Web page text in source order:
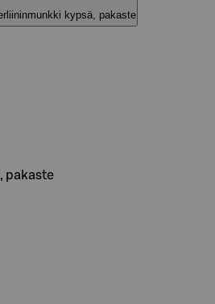
kypsä, pakaste
pakaste